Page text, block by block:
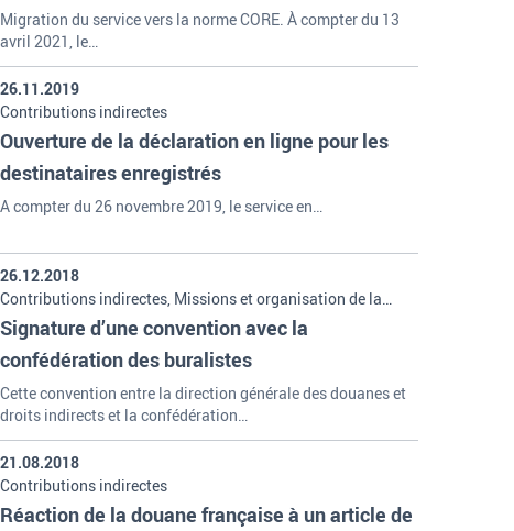
Migration du service vers la norme CORE. À compter du 13
avril 2021, le…
A compter du 26 novembre 2019, le service en…
Ouverture de la déclaration en ligne pour les
destinataires enregistrés
26.11.2019
Contributions indirectes
Cette convention entre la direction générale des douanes et
droits indirects et la confédération…
Signature d’une convention avec la
confédération des buralistes
26.12.2018
Contributions indirectes, Missions et organisation de la
douane
Réaction de la douane française à un article de
21.08.2018
Contributions indirectes